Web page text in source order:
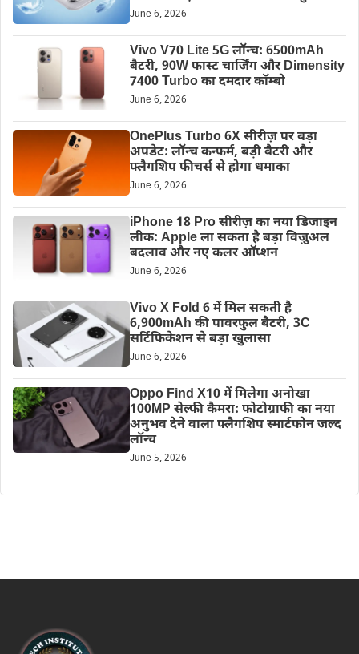
June 6, 2026
Vivo V70 Lite 5G लॉन्च: 6500mAh
बैटरी, 90W फास्ट चार्जिंग और Dimensity
7400 Turbo का दमदार कॉम्बो
June 6, 2026
OnePlus Turbo 6X सीरीज़ पर बड़ा
अपडेट: लॉन्च कन्फर्म, बड़ी बैटरी और
फ्लैगशिप फीचर्स से होगा धमाका
June 6, 2026
iPhone 18 Pro सीरीज़ का नया डिजाइन
लीक: Apple ला सकता है बड़ा विज़ुअल
बदलाव और नए कलर ऑप्शन
June 6, 2026
Vivo X Fold 6 में मिल सकती है
6,900mAh की पावरफुल बैटरी, 3C
सर्टिफिकेशन से बड़ा खुलासा
June 6, 2026
Oppo Find X10 में मिलेगा अनोखा
100MP सेल्फी कैमरा: फोटोग्राफी का नया
अनुभव देने वाला फ्लैगशिप स्मार्टफोन जल्द
लॉन्च
June 5, 2026